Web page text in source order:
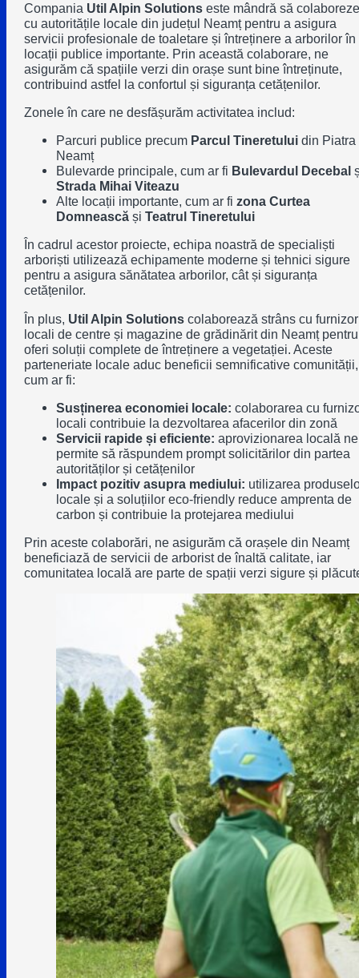
Compania Util Alpin Solutionseste mândră să colaboreze
cu autoritățile locale din județul Neamț pentru a asigura
servicii profesionale de toaletare și întreținere a arborilor în
locații publice importante. Prin această colaborare, ne
asigurăm că spațiile verzi din orașe sunt bine întreținute,
contribuind astfel la confortul și siguranța cetățenilor.
Zonele în care ne desfășurăm activitatea includ:
Parcuri publice precum Parcul Tineretuluidin Piatra
Neamț
Bulevarde principale, cum ar fi Bulevardul Decebal
Strada Mihai Viteazu
Alte locații importante, cum ar fi zona Curtea
Domneascăși Teatrul Tineretului
În cadrul acestor proiecte, echipa noastră de specialiști
arboriști utilizează echipamente moderne și tehnici sigure
pentru a asigura sănătatea arborilor, cât și siguranța
cetățenilor.
În plus, Util Alpin Solutionscolaborează strâns cu
locali de centre și magazine de grădinărit din Neamț
oferi soluții complete de întreținere a vegetației. Aceste
parteneriate locale aduc beneficii semnificative comunității,
cum ar fi:
Susținerea economiei locale: colaborarea cu
locali contribuie la dezvoltarea afacerilor din zonă
Servicii rapide și eficiente: aprovizionarea locală ne
permite să răspundem prompt solicitărilor din partea
autorităților și cetățenilor
Impact pozitiv asupra mediului: utilizarea
locale și a soluțiilor eco-friendly reduce amprenta de
carbon și contribuie la protejarea mediului
Prin aceste colaborări, ne asigurăm că orașele din Neamț
beneficiază de servicii de arborist de înaltă calitate, iar
comunitatea locală are parte de spații verzi sigure și